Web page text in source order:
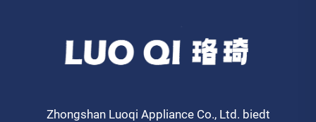
Zhongshan Luoqi Appliance Co., Ltd. biedt